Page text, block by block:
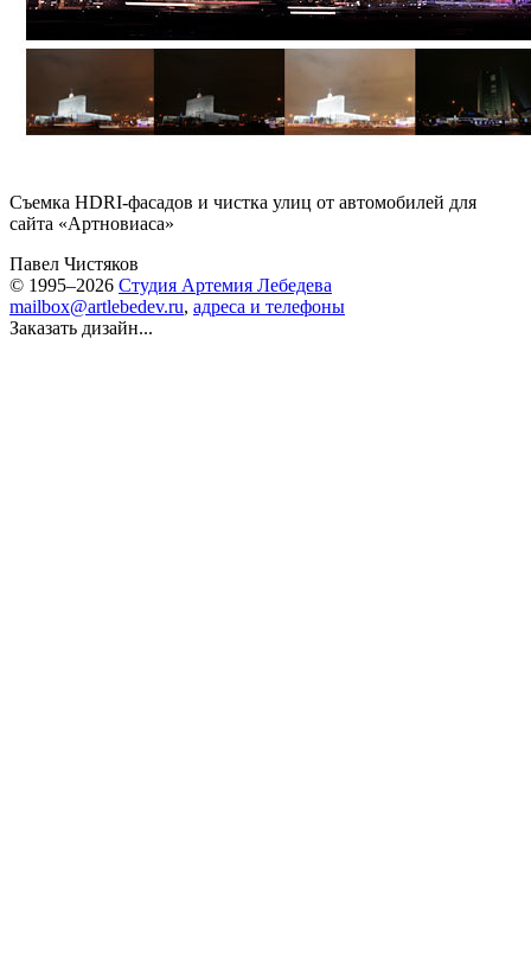
Съемка HDRI-фасадов и чистка улиц от автомобилей для
сайта «Артновиаса»
Павел Чистяков
© 1995–2026 Студия Артемия Лебедева
mailbox@artlebedev.ru, адреса и телефоны
Заказать дизайн...